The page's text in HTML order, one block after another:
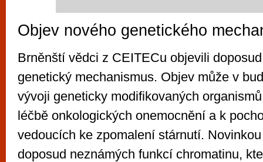
Objev nového genetického
Brněnští vědci z CEITECu objevili
genetický mechanismus. Objev může v
vývoji geneticky modifikovaných
léčbě onkologických onemocnění a k
vedoucích ke zpomalení stárnutí.
doposud neznámých funkcí chromatinu,